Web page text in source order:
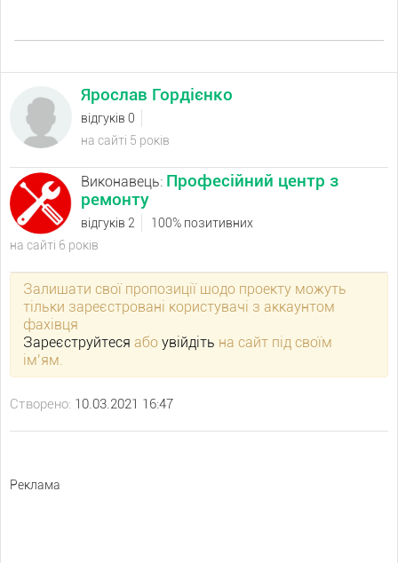
Ярослав Гордієнко
відгуків 0
на сайті 5 років
Виконавець: Професійний центр з
ремонту
відгуків 2
100% позитивних
на сайті 6 років
Залишати свої пропозиції щодо проекту можуть
тільки зареєстровані користувачі з аккаунтом
фахівця
Зареєструйтеся або увійдіть на сайт під своїм
ім’ям.
Створено: 10.03.2021 16:47
Реклама